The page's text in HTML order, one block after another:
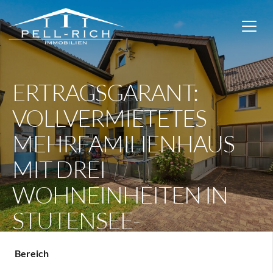
ERTRAGSGARANT:
VOLLVERMIETETES
MEHRFAMILIENHAUS
MIT DREI
WOHNEINHEITEN IN
STUTENSEE-
BLANKENLOCH
Bereich